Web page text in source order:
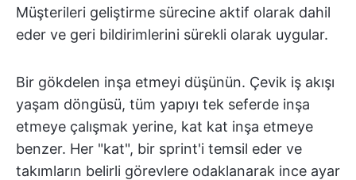
Müşterileri geliştirme sürecine aktif olarak dahil
eder ve geri bildirimlerini sürekli olarak uygular.
Bir gökdelen inşa etmeyi düşünün. Çevik iş akışı
yaşam döngüsü, tüm yapıyı tek seferde inşa
etmeye çalışmak yerine, kat kat inşa etmeye
benzer. Her "kat", bir sprint'i temsil eder ve
takımların belirli görevlere odaklanarak ince ayar